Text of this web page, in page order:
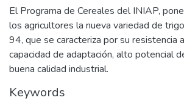
El Programa de Cereales del INIAP,
los agricultores la nueva variedad de
94, que se caracteriza por su resistencia
capacidad de adaptación, alto potencial
buena calidad industrial.
Keywords